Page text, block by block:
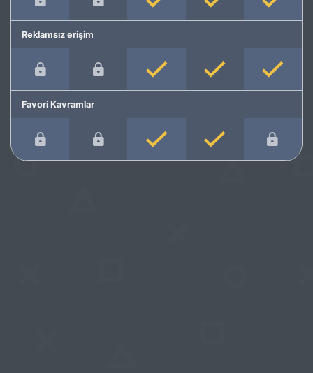
Reklamsız erişim
Favori Kavramlar